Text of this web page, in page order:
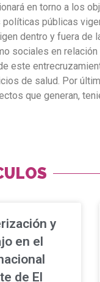
en torno a los
públicas
dentro y fuera de
sociales en
este
de salud. Por
que generan,
y
en el
de El